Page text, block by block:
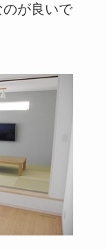
が良いで